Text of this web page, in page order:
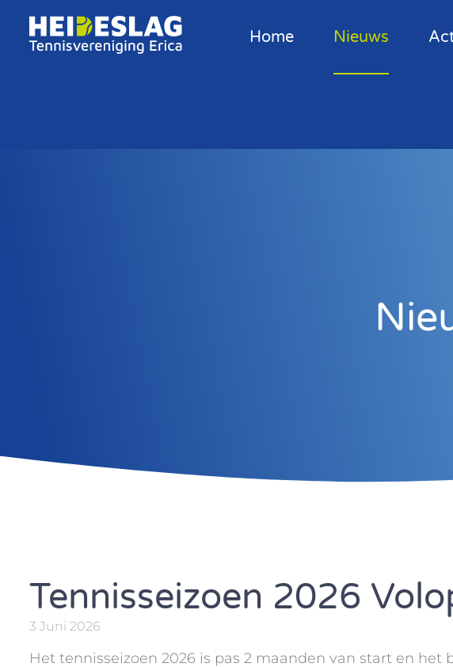
Home Nieuws
Tennisseizoen 2026
3 Juni 2026
Het tennisseizoen 2026 is pas 2 maanden van start en